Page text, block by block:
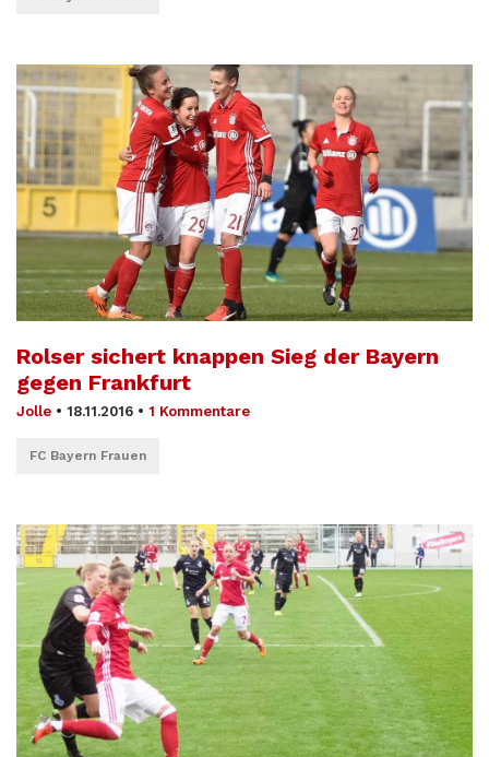
Rolser sichert knappen Sieg der Bayern
gegen Frankfurt
Jolle • 18.11.2016 • 1 Kommentare
FC Bayern Frauen